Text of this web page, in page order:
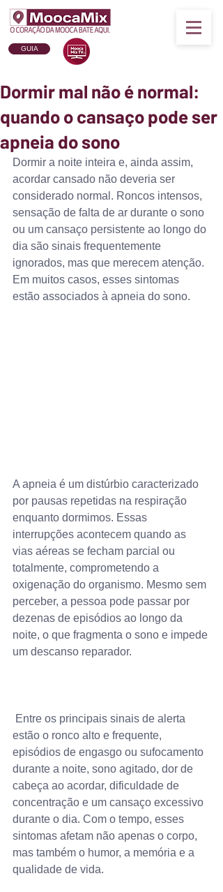
GUIA
Dormir mal não é normal:
quando o cansaço pode ser
apneia do sono
Dormir a noite inteira e, ainda assim,
acordar cansado não deveria ser
considerado normal. Roncos intensos,
sensação de falta de ar durante o sono
ou um cansaço persistente ao longo do
dia são sinais frequentemente
ignorados, mas que merecem atenção.
Em muitos casos, esses sintomas
estão associados à apneia do sono.
A apneia é um distúrbio caracterizado
por pausas repetidas na respiração
enquanto dormimos. Essas
interrupções acontecem quando as
vias aéreas se fecham parcial ou
totalmente, comprometendo a
oxigenação do organismo. Mesmo sem
perceber, a pessoa pode passar por
dezenas de episódios ao longo da
noite, o que fragmenta o sono e impede
um descanso reparador.
estão o ronco alto e frequente,
episódios de engasgo ou sufocamento
durante a noite, sono agitado, dor de
cabeça ao acordar, dificuldade de
concentração e um cansaço excessivo
durante o dia. Com o tempo, esses
sintomas afetam não apenas o corpo,
mas também o humor, a memória e a
qualidade de vida.